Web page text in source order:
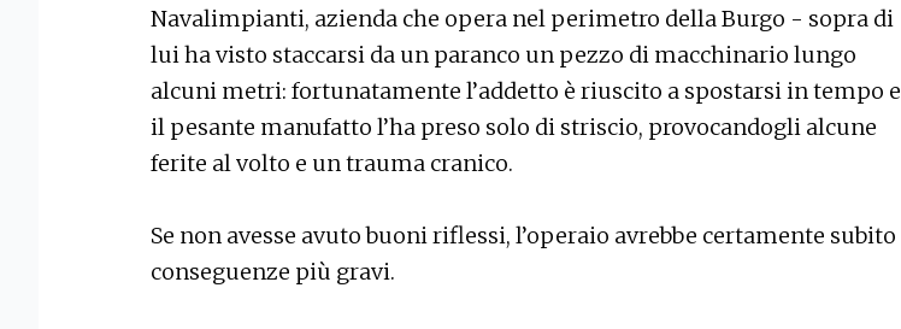
Navalimpianti, azienda che opera nel perimetro della Burgo - sopra di
lui ha visto staccarsi da un paranco un pezzo di macchinario lungo
alcuni metri: fortunatamente l’addetto è riuscito a spostarsi in tempo e
il pesante manufatto l’ha preso solo di striscio, provocandogli alcune
ferite al volto e un trauma cranico.
Se non avesse avuto buoni riflessi, l’operaio avrebbe certamente subito
conseguenze più gravi.